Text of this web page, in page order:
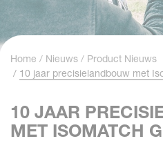
Home Nieuws
Product Nieuws
10 jaar precisielandbouw met
10 JAAR
MET ISOMATCH